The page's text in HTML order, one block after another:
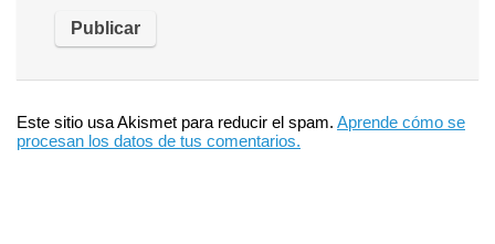
Este sitio usa Akismet para reducir el spam. Aprende cómo se
procesan los datos de tus comentarios.